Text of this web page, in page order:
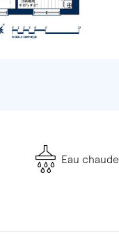
Eau chaude